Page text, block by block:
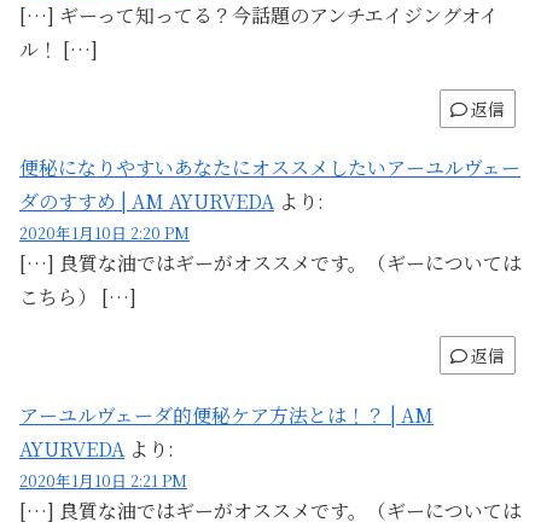
[…] ギーって知ってる？今話題のアンチエイジングオイ
ル！ […]
返信
便秘になりやすいあなたにオススメしたいアーユルヴェー
ダのすすめ | AM AYURVEDA より:
2020年1月10日 2:20 PM
[…] 良質な油ではギーがオススメです。（ギーについては
こちら） […]
返信
アーユルヴェーダ的便秘ケア方法とは！？ | AM
AYURVEDA より:
2020年1月10日 2:21 PM
[…] 良質な油ではギーがオススメです。（ギーについては